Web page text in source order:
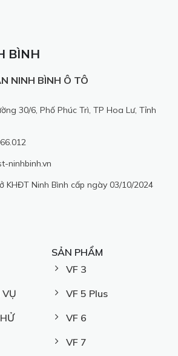
BÌNH
NINH BÌNH Ô TÔ
30/6, Phố Phúc Trì, TP Hoa Lư, Tỉnh
ninhbinh.vn
KHĐT Ninh Bình cấp ngày 03/10/2024
SẢN PHẨM
VF 3
VF 5 Plus
VF 6
VF 7